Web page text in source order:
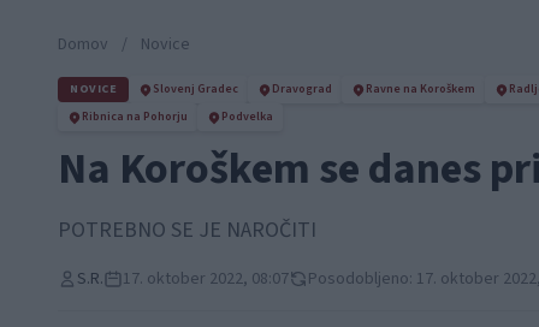
Domov / Novice
NOVICE Slovenj Gradec Dravograd Ravne na Koroškem
Ribnica na Pohorju
Podvelka
Na Koroškem se danes
POTREBNO SE JE NAROČITI
S.R. 17. oktober 2022, 08:07 Posodobljeno: 17. oktober